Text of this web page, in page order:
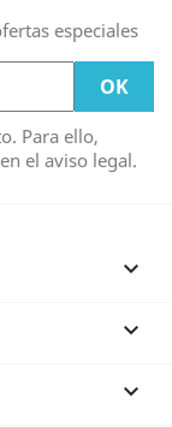
especiales
Para ello,
el aviso legal.


